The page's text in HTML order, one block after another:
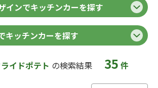
インでキッチンカーを探す
キッチンカーを探す
イドポテト の検索結果 35 件